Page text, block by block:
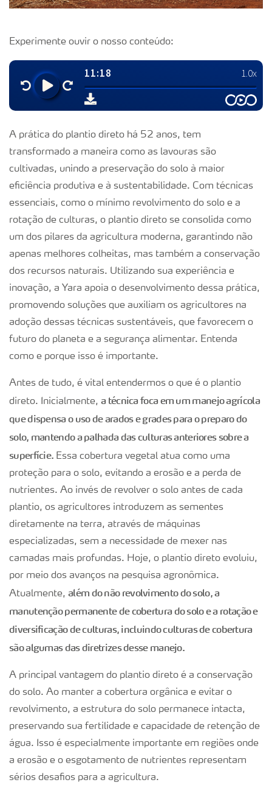
Experimente ouvir o nosso conteúdo:
A prática do plantio direto há 52 anos, tem
transformado a maneira como as lavouras são
cultivadas, unindo a preservação do solo à maior
eficiência produtiva e à sustentabilidade. Com técnicas
essenciais, como o mínimo revolvimento do solo e a
rotação de culturas, o plantio direto se consolida como
um dos pilares da agricultura moderna, garantindo não
apenas melhores colheitas, mas também a conservação
dos recursos naturais. Utilizando sua experiência e
inovação, a Yara apoia o desenvolvimento dessa prática,
promovendo soluções que auxiliam os agricultores na
adoção dessas técnicas sustentáveis, que favorecem o
futuro do planeta e a segurança alimentar. Entenda
como e porque isso é importante.
Antes de tudo, é vital entendermos o que é o plantio
direto. Inicialmente, a técnica foca em um manejo agrícola
que dispensa o uso de arados e grades para o preparo do
solo, mantendo a palhada das culturas anteriores sobre a
superfície. Essa cobertura vegetal atua como uma
proteção para o solo, evitando a erosão e a perda de
nutrientes. Ao invés de revolver o solo antes de cada
plantio, os agricultores introduzem as sementes
diretamente na terra, através de máquinas
especializadas, sem a necessidade de mexer nas
camadas mais profundas. Hoje, o plantio direto evoluiu,
por meio dos avanços na pesquisa agronômica.
Atualmente, além do não revolvimento do solo, a
manutenção permanente de cobertura do solo e a rotação e
diversificação de culturas, incluindo culturas de cobertura
são algumas das diretrizes desse manejo.
A principal vantagem do plantio direto é a conservação
do solo. Ao manter a cobertura orgânica e evitar o
revolvimento, a estrutura do solo permanece intacta,
preservando sua fertilidade e capacidade de retenção de
água. Isso é especialmente importante em regiões onde
a erosão e o esgotamento de nutrientes representam
sérios desafios para a agricultura.